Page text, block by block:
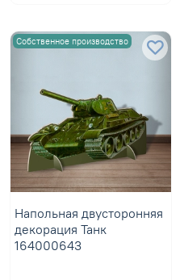
Собственное производство
Напольная двусторонняя
декорация Танк
164000643